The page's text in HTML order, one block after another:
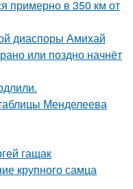
примерно в 350 км от
диаспоры Амихай
или поздно начнёт
Менделеева
гащак
крупного самца